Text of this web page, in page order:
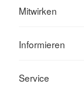
Mitwirken
Informieren
Service